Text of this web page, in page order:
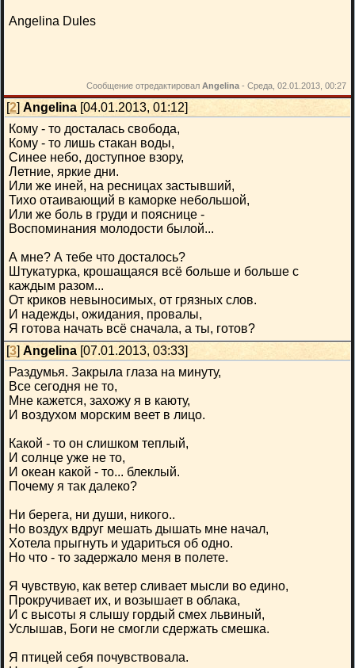
Angelina Dules
Сообщение отредактировал Angelina - Среда, 02.01.2013, 00:27
[2] Angelina [04.01.2013, 01:12]
Кому - то досталась свобода,
Кому - то лишь стакан воды,
Синее небо, доступное взору,
Летние, яркие дни.
Или же иней, на ресницах застывший,
Тихо отаивающий в каморке небольшой,
Или же боль в груди и пояснице -
Воспоминания молодости былой...
А мне? А тебе что досталось?
Штукатурка, крошащаяся всё больше и больше с
каждым разом...
От криков невыносимых, от грязных слов.
И надежды, ожидания, провалы,
Я готова начать всё сначала, а ты, готов?
[3] Angelina [07.01.2013, 03:33]
Раздумья. Закрыла глаза на минуту,
Все сегодня не то,
Мне кажется, захожу я в каюту,
И воздухом морским веет в лицо.
Какой - то он слишком теплый,
И солнце уже не то,
И океан какой - то... блеклый.
Почему я так далеко?
Ни берега, ни души, никого..
Но воздух вдруг мешать дышать мне начал,
Хотела прыгнуть и удариться об одно.
Но что - то задержало меня в полете.
Я чувствую, как ветер сливает мысли во едино,
Прокручивает их, и возышает в облака,
И с высоты я слышу гордый смех львиный,
Услышав, Боги не смогли сдержать смешка.
Я птицей себя почувствовала.